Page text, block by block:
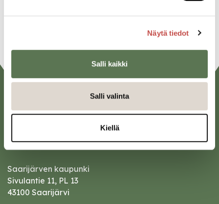
Näytä tiedot
Salli kaikki
Salli valinta
Kiellä
Saarijärven kaupunki
Sivulantie 11, PL 13
43100 Saarijärvi